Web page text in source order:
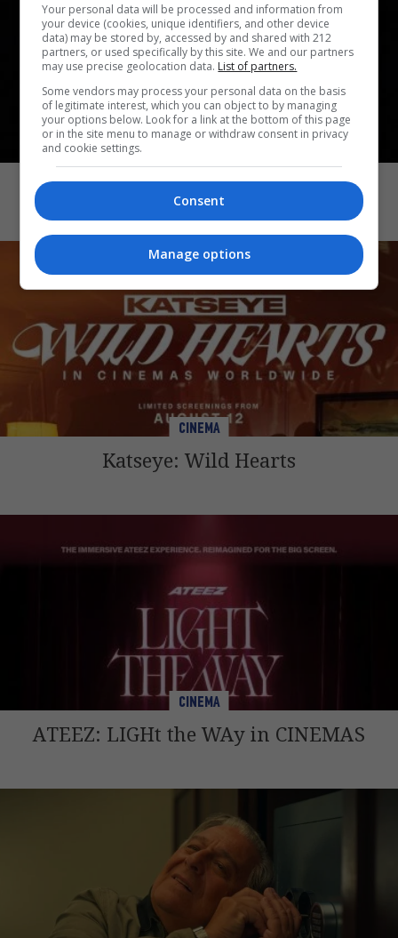
Demons 2
CINEMA
Katseye: Wild Hearts
CINEMA
ATEEZ: LIGHt the WAy in CINEMAS
Your personal data will be processed and information from
your device (cookies, unique identifiers, and other device
data) may be stored by, accessed by and shared with 212
partners, or used specifically by this site. We and our partners
may use precise geolocation data. List of partners.
Some vendors may process your personal data on the basis
of legitimate interest, which you can object to by managing
your options below. Look for a link at the bottom of this page
or in the site menu to manage or withdraw consent in privacy
and cookie settings.
Consent
Manage options